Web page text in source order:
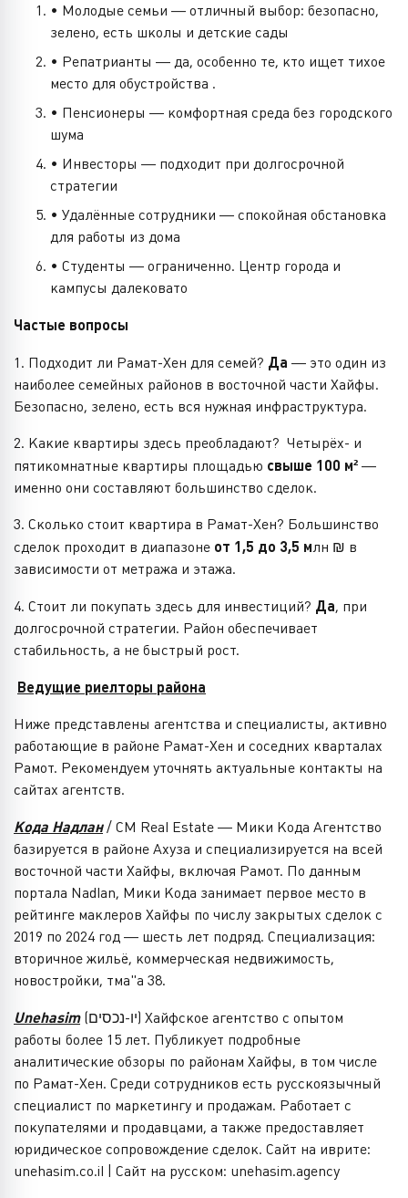
• Молодые семьи — отличный выбор: безопасно,
зелено, есть школы и детские сады
• Репатрианты — да, особенно те, кто ищет тихое
место для обустройства .
• Пенсионеры — комфортная среда без городского
шума
• Инвесторы — подходит при долгосрочной
стратегии
• Удалённые сотрудники — спокойная обстановка
для работы из дома
• Студенты — ограниченно. Центр города и
кампусы далековато
Частые вопросы
1. Подходит ли Рамат-Хен для семей? Да — это один из
наиболее семейных районов в восточной части Хайфы.
Безопасно, зелено, есть вся нужная инфраструктура.
2. Какие квартиры здесь преобладают? Четырёх- и
пятикомнатные квартиры площадью свыше 100 м² —
именно они составляют большинство сделок.
3. Сколько стоит квартира в Рамат-Хен? Большинство
сделок проходит в диапазоне от 1,5 до 3,5 млн ₪ в
зависимости от метража и этажа.
4. Стоит ли покупать здесь для инвестиций? Да, при
долгосрочной стратегии. Район обеспечивает
стабильность, а не быстрый рост.
Ведущие риелторы района
Ниже представлены агентства и специалисты, активно
работающие в районе Рамат-Хен и соседних кварталах
Рамот. Рекомендуем уточнять актуальные контакты на
сайтах агентств.
Кода Надлан/ CM Real Estate — Мики Кода Агентство
базируется в районе Ахуза и специализируется на всей
восточной части Хайфы, включая Рамот. По данным
портала Nadlan, Мики Кода занимает первое место в
рейтинге маклеров Хайфы по числу закрытых сделок с
2019 по 2024 год — шесть лет подряд. Специализация:
вторичное жильё, коммерческая недвижимость,
новостройки, тма"а 38.
Unehasim(יו-נכסים) Хайфское агентство с опытом
работы более 15 лет. Публикует подробные
аналитические обзоры по районам Хайфы, в том числе
по Рамат-Хен. Среди сотрудников есть русскоязычный
специалист по маркетингу и продажам. Работает с
покупателями и продавцами, а также предоставляет
юридическое сопровождение сделок. Сайт на иврите:
unehasim.co.il | Сайт на русском: unehasim.agency